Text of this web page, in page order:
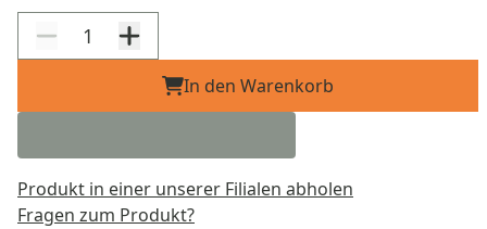
In den Warenkorb
Produkt in einer unserer Filialen abholen
Fragen zum Produkt?